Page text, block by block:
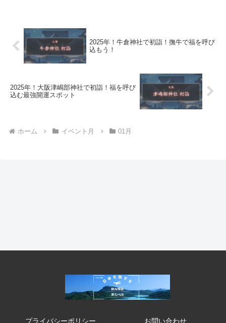
2025年！牛倉神社で初詣！撫牛で福を呼び
込もう！
2025年！大阪津嶋部神社で初詣！福を呼び
込む最強開運スポット
ホーム イベント月 01月
プライバシーポリシー お問い合わせ